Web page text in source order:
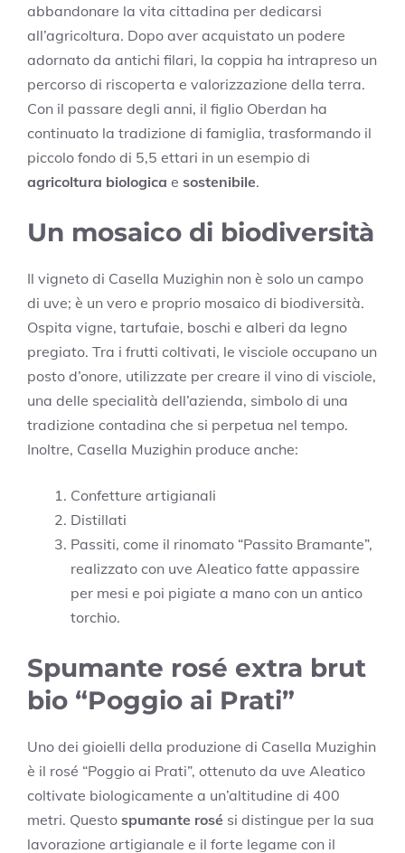
abbandonare la vita cittadina per dedicarsi
all’agricoltura. Dopo aver acquistato un podere
adornato da antichi filari, la coppia ha intrapreso un
percorso di riscoperta e valorizzazione della terra.
Con il passare degli anni, il figlio Oberdan ha
continuato la tradizione di famiglia, trasformando il
piccolo fondo di 5,5 ettari in un esempio di
agricoltura biologica e sostenibile.
Un mosaico di biodiversità
Il vigneto di Casella Muzighin non è solo un campo
di uve; è un vero e proprio mosaico di biodiversità.
Ospita vigne, tartufaie, boschi e alberi da legno
pregiato. Tra i frutti coltivati, le visciole occupano un
posto d’onore, utilizzate per creare il vino di visciole,
una delle specialità dell’azienda, simbolo di una
tradizione contadina che si perpetua nel tempo.
Inoltre, Casella Muzighin produce anche:
Confetture artigianali
Distillati
Passiti, come il rinomato “Passito Bramante”,
realizzato con uve Aleatico fatte appassire
per mesi e poi pigiate a mano con un antico
torchio.
Spumante rosé extra brut
bio “Poggio ai Prati”
Uno dei gioielli della produzione di Casella Muzighin
è il rosé “Poggio ai Prati”, ottenuto da uve Aleatico
coltivate biologicamente a un’altitudine di 400
metri. Questo spumante rosé si distingue per la sua
lavorazione artigianale e il forte legame con il